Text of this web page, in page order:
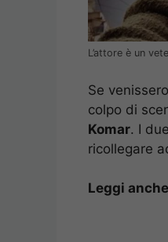
L’attore è un
Se
colpo di
Komar. I
ricollegare
Leggi